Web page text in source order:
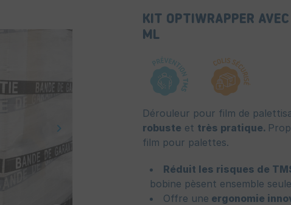
Suivant
keyboard_arrow_right
KIT OPTIWRAPPER
ML
Dérouleur pour film de
robuste et très pratique.
film pour palettes.
Réduit les risques de
bobine pèsent ensemble
Offre une ergonomie